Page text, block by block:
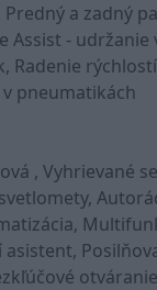
a zadný
Assist -
Radenie
pneumatikách
, Vyhrievané